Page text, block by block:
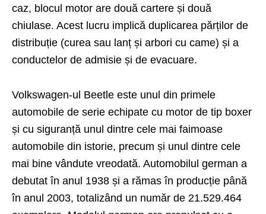
caz, blocul motor are două cartere și două
chiulase. Acest lucru implică duplicarea părților de
distribuție (curea sau lanț și arbori cu came) și a
conductelor de admisie și de evacuare.
Volkswagen-ul Beetle este unul din primele
automobile de serie echipate cu motor de tip boxer
și cu siguranță unul dintre cele mai faimoase
automobile din istorie, precum și unul dintre cele
mai bine vândute vreodată. Automobilul german a
debutat în anul 1938 și a rămas în producție până
în anul 2003, totalizând un număr de 21.529.464